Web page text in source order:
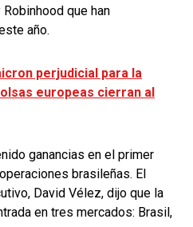
que han
año.
perjudicial para la
europeas cierran al
ganancias en el primer
brasileñas. El
David Vélez, dijo que la
en tres mercados: Brasil,